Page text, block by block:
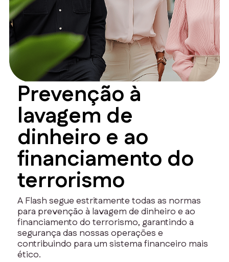
Prevenção à
lavagem de
dinheiro e ao
financiamento do
terrorismo
A Flash segue estritamente todas as normas
para prevenção à lavagem de dinheiro e ao
financiamento do terrorismo, garantindo a
segurança das nossas operações e
contribuindo para um sistema financeiro mais
ético.